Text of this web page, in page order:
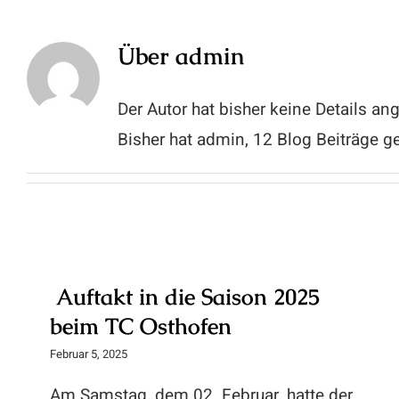
Über admin
Der Autor hat bisher keine Details
Bisher hat admin, 12 Blog Beiträge
Auftakt in die Saison 2025
beim TC Osthofen
Februar 5, 2025